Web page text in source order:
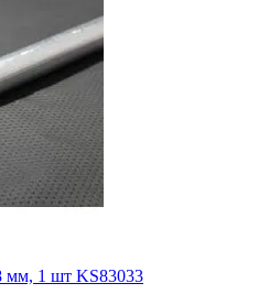
мм, 1 шт KS83033